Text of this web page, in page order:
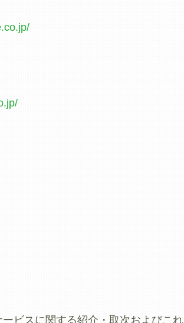
ビスに関する紹介・取次およびこれ